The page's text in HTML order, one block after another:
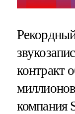
контракт
компания